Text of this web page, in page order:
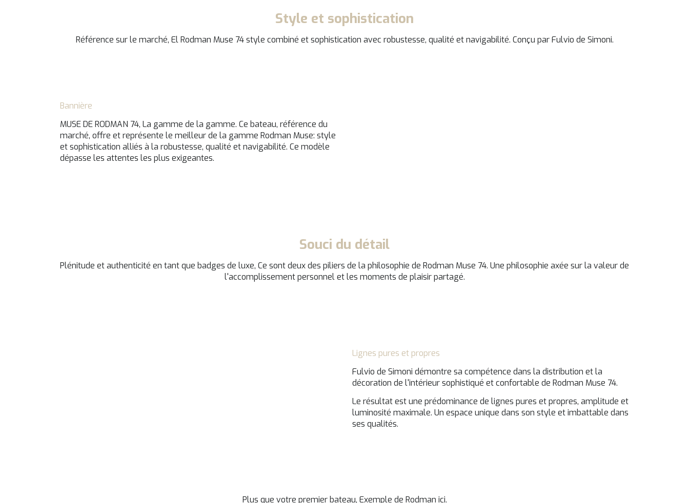
Style et sophistication
Référence sur le marché, El Rodman Muse 74 style combiné et sophistication avec robustesse, qualité et navigabilité. Conçu par Fulvio de Simoni.
Bannière
MUSE DE RODMAN 74, La gamme de la gamme. Ce bateau, référence du
marché, offre et représente le meilleur de la gamme Rodman Muse: style
et sophistication alliés à la robustesse, qualité et navigabilité. Ce modèle
dépasse les attentes les plus exigeantes.
Souci du détail
Plénitude et authenticité en tant que badges de luxe, Ce sont deux des piliers de la philosophie de Rodman Muse 74. Une philosophie axée sur la valeur de
l'accomplissement personnel et les moments de plaisir partagé.
Lignes pures et propres
Fulvio de Simoni démontre sa compétence dans la distribution et la
décoration de l'intérieur sophistiqué et confortable de Rodman Muse 74.
Le résultat est une prédominance de lignes pures et propres, amplitude et
luminosité maximale. Un espace unique dans son style et imbattable dans
ses qualités.
Plus que votre premier bateau, Exemple de Rodman ici.